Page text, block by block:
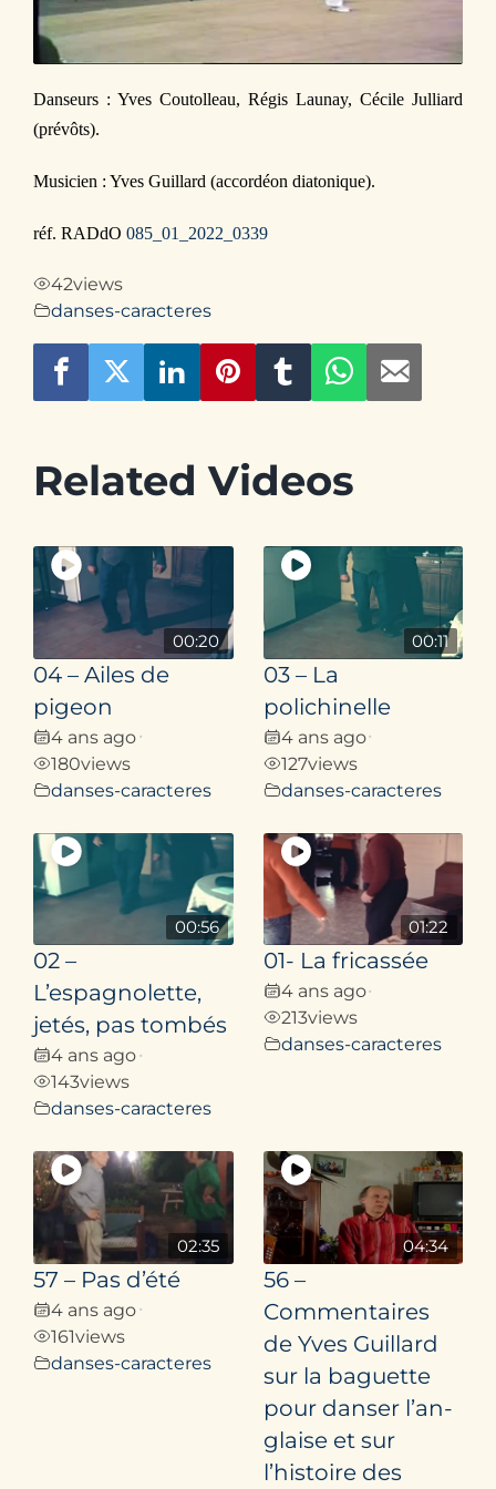
Contact
Danseurs : Yves Coutolleau, Régis Launay, Cécile Julliard
(prévôts).
Musicien : Yves Guillard (accordéon diatonique).
réf. RADdO 085_01_2022_0339
42views
danses-caracteres
Related Videos
00:20
04 – Ailes de
pigeon
4 ans ago•
180views
danses-caracteres
00:11
03 – La
polichinelle
4 ans ago•
127views
danses-caracteres
00:56
02 –
L’espagnolette,
jetés, pas tombés
4 ans ago•
143views
danses-caracteres
01:22
01- La fricassée
4 ans ago•
213views
danses-caracteres
02:35
57 – Pas d’été
4 ans ago•
161views
danses-caracteres
04:34
56 –
Commentaires
de Yves Guillard
sur la baguette
pour danser l’an­
glaise et sur
l’histoire des